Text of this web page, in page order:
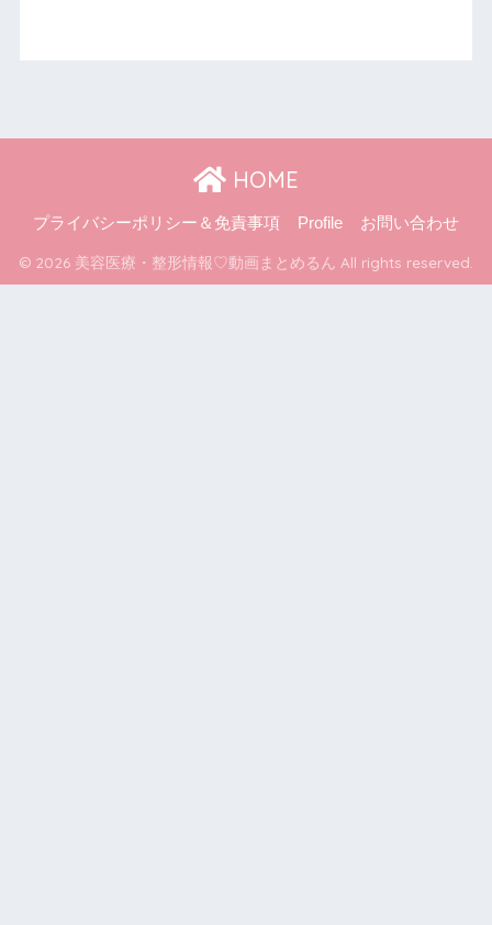
HOME
プライバシーポリシー＆免責事項 Profile お問い合わせ
© 2026 美容医療・整形情報♡動画まとめるん All rights reserved.